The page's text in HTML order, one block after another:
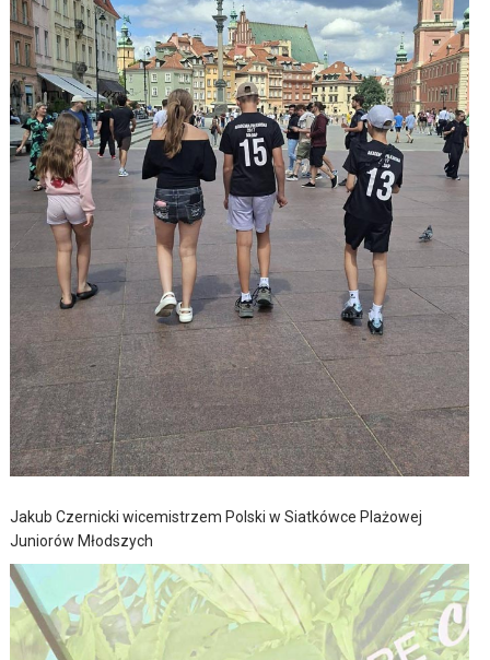
Jakub Czernicki wicemistrzem Polski w Siatkówce Plażowej
Juniorów Młodszych